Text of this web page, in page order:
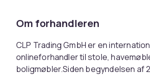
Om forhandleren
CLP Trading GmbH er en
onlineforhandler til stole,
boligmøbler.Siden begyndelsen af